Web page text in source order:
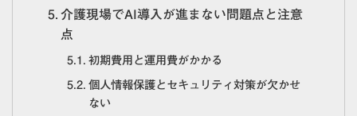
介護現場でAI導入が進まない問題点と注意
点
初期費用と運用費がかかる
個人情報保護とセキュリティ対策が欠かせ
ない